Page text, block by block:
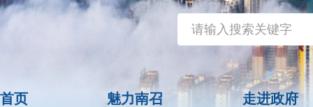
首页 魅力南召 走进政府